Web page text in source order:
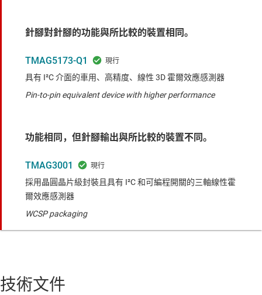
針腳對針腳的功能與所比較的裝置相同。
TMAG5173-Q1
具有 I²C 介面的車用、高精度、線性 3D 霍爾效應感測器
Pin-to-pin equivalent device with higher performance
功能相同，但針腳輸出與所比較的裝置不同。
TMAG3001
採用晶圓晶片級封裝且具有 I²C 和可編程開關的三軸線性霍
爾效應感測器
WCSP packaging
技術文件